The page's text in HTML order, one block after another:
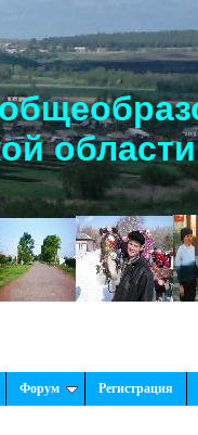
Форум Регистрация